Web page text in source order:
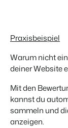
Praxisbeispiel
Warum nicht
deiner Website
Mit den
kannst du
sammeln und
anzeigen.